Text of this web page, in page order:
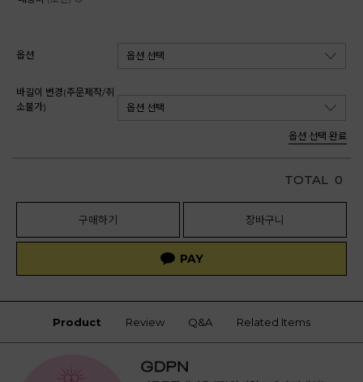
옵션
바길이 변경(주문제작/취
소불가)
옵션 선택 완료
TOTAL 0
구매하기 장바구니
Product Review Q&A Related Items